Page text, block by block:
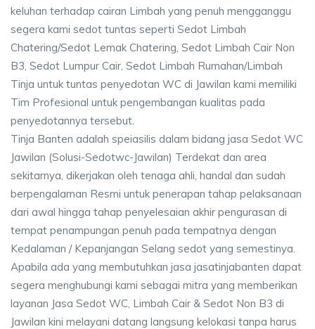
keluhan terhadap cairan Limbah yang penuh mengganggu
segera kami sedot tuntas seperti Sedot Limbah
Chatering/Sedot Lemak Chatering, Sedot Limbah Cair Non
B3, Sedot Lumpur Cair, Sedot Limbah Rumahan/Limbah
Tinja untuk tuntas penyedotan WC di Jawilan kami memiliki
Tim Profesional untuk pengembangan kualitas pada
penyedotannya tersebut.
Tinja Banten adalah speiasilis dalam bidang jasa Sedot WC
Jawilan (Solusi-Sedotwc-Jawilan) Terdekat dan area
sekitarnya, dikerjakan oleh tenaga ahli, handal dan sudah
berpengalaman Resmi untuk penerapan tahap pelaksanaan
dari awal hingga tahap penyelesaian akhir pengurasan di
tempat penampungan penuh pada tempatnya dengan
Kedalaman / Kepanjangan Selang sedot yang semestinya.
Apabila ada yang membutuhkan jasa jasatinjabanten dapat
segera menghubungi kami sebagai mitra yang memberikan
layanan Jasa Sedot WC, Limbah Cair & Sedot Non B3 di
Jawilan kini melayani datang langsung kelokasi tanpa harus